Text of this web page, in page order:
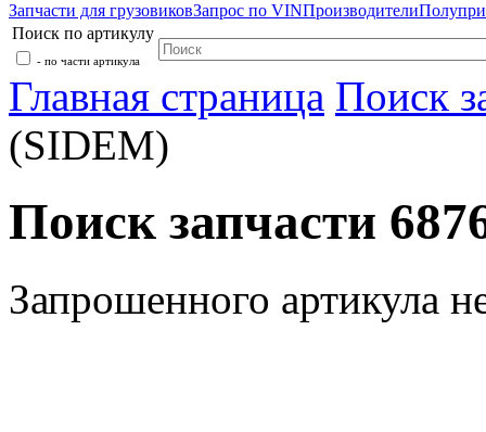
Запчасти для грузовиковЗапрос по VINПроизводители
Поиск по артикулу
- по части артикула
Главная страница Поиск
(SIDEM)
Поиск запчасти
Запрошенного артикула